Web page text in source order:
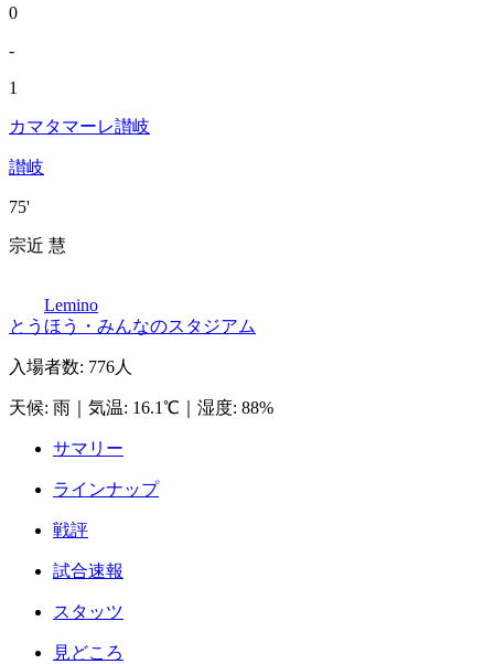
0
-
1
カマタマーレ讃岐
讃岐
75'
宗近 慧
Lemino
とうほう・みんなのスタジアム
入場者数: 776人
天候: 雨 気温: 16.1℃ 湿度: 88%
サマリー
ラインナップ
戦評
試合速報
スタッツ
見どころ